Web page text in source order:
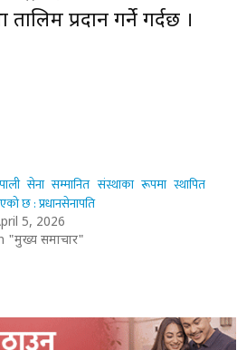
प्रदान गर्ने गर्दछ ।
सेना सम्मानित संस्थाका रूपमा स्थापित
छ : प्रधानसेनापति
5, 2026
"मुख्य समाचार"